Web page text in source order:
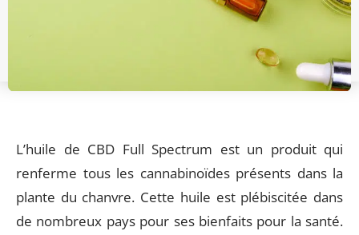
L’huile de CBD Full Spectrum est un produit qui
renferme tous les cannabinoïdes présents dans la
plante du chanvre. Cette huile est plébiscitée dans
de nombreux pays pour ses bienfaits pour la santé.